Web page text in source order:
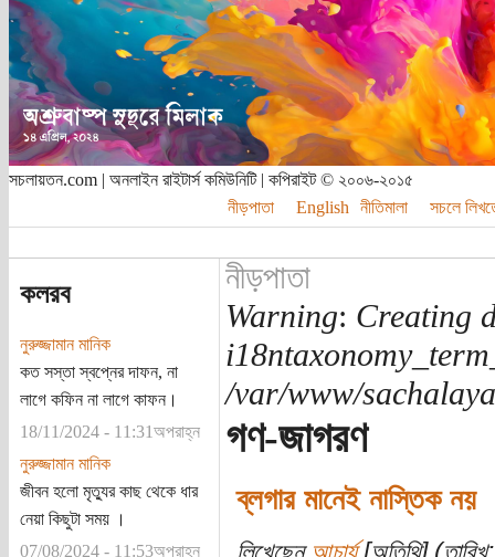
সচলায়তন.com | অনলাইন রাইটার্স কমিউনিটি | কপিরাইট © ২০০৬-২০১৫
নীড়পাতা
English নীতিমালা সচলে
কলরব
নুরুজ্জামান মানিক
কত সস্তা স্বপ্নের দাফন, না
লাগে কফিন না লাগে কাফন।
18/11/2024 - 11:31অপরাহ্ন
নুরুজ্জামান মানিক
জীবন হলো মৃত্যুর কাছ থেকে ধার
নেয়া কিছুটা সময় ।
07/08/2024 - 11:53অপরাহ্ন
নীড়পাতা
Warning: Creating
/var/www/
গণ-জাগরণ
ব্লগার মানেই নাস্তিক নয়